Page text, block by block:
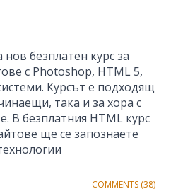
безплатен курс за
с Photoshop, HTML 5,
Курсът е подходящ
така и за хора с
В безплатния HTML курс
ще се запознаете
COMMENTS (38)